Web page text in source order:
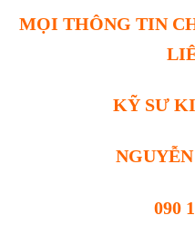
MỌI THÔNG TIN
KỸ SƯ
090